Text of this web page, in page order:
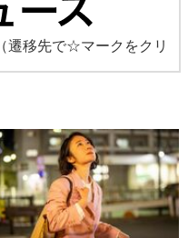
（遷移先で☆マークをクリ